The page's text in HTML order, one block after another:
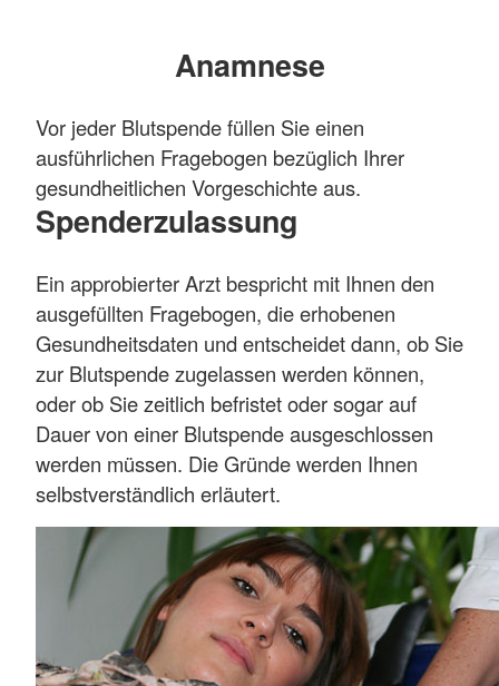
Anamnese
Vor jeder Blutspende füllen Sie einen
ausführlichen Fragebogen bezüglich Ihrer
gesundheitlichen Vorgeschichte aus.
Spenderzulassung
Ein approbierter Arzt bespricht mit Ihnen den
ausgefüllten Fragebogen, die erhobenen
Gesundheitsdaten und entscheidet dann, ob Sie
zur Blutspende zugelassen werden können,
oder ob Sie zeitlich befristet oder sogar auf
Dauer von einer Blutspende ausgeschlossen
werden müssen. Die Gründe werden Ihnen
selbstverständlich erläutert.